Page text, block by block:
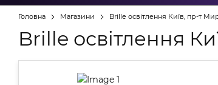
Головна Магазини Brille освітлення Київ, пр-т
Brille освітлення